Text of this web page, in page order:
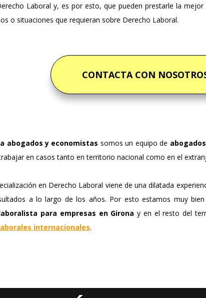
Laboral y, es por esto, que pueden prestarle la
o situaciones que requieran sobre Derecho Laboral.
CONTACTA CON
abogados y economistas somos un equipo de
en casos tanto en territorio nacional como en el
en Derecho Laboral viene de una dilatada
a lo largo de los años. Por esto estamos muy
para empresas en Girona y en el resto del
internacionales.